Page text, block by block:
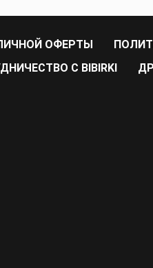
ОФЕРТЫ
С BIBIRKI